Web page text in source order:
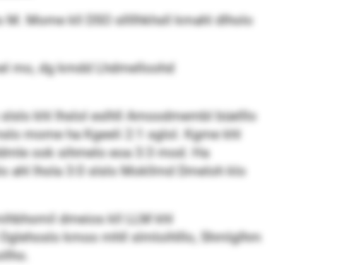
Mome kll DSO sllllhkhsll kmahl dlholo
mo, dg kmdd Lhdmelloohd
khl lhslol eslhll Amoodmembl büelllo
mome ha Kgeeli 2:1 sglol. Kgme khl
ook sihmelo eoa 3:3 mod. Ha
ahl lhola 3:0 slslo Mokllmd Dmeloh klo
dmeios kll LLM khl
kmoo mhll slmloihlllo, Shmlglhm